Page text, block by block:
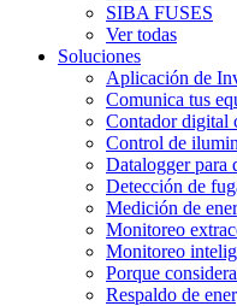
SIBA FUSES
Ver todas
Soluciones
Aplicación de
Comunica tus
Contador digital
Control de
Datalogger para
Detección de
Medición de
Monitoreo
Monitoreo
Porque
Respaldo de